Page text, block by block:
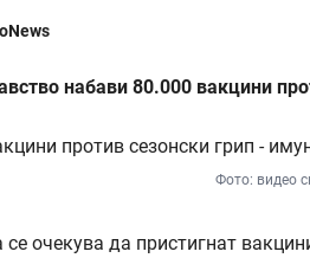
набави 80.000 вакцини
Фото: видео
се очекува да пристигнат